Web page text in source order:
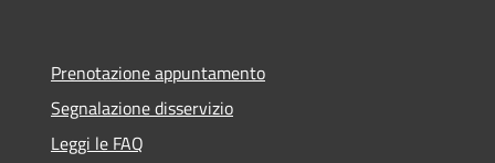
Prenotazione appuntamento
Segnalazione disservizio
Leggi le FAQ